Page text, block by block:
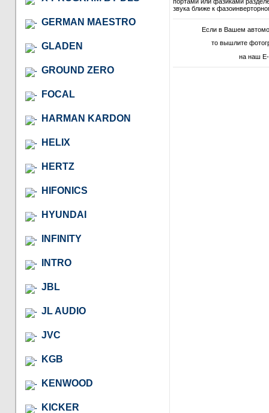
GERMAN MAESTRO
GLADEN
GROUND ZERO
FOCAL
HARMAN KARDON
HELIX
HERTZ
HIFONICS
HYUNDAI
INFINITY
INTRO
JBL
JL AUDIO
JVC
KGB
KENWOOD
KICKER
звука ближе к
Если в Вашем
то вышлите
на наш